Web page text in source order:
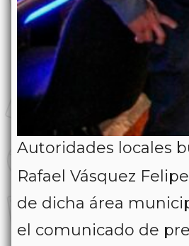
Autoridades locales
Rafael Vásquez
de dicha área
el comunicado de